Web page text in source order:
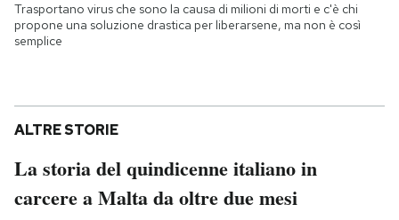
Trasportano virus che sono la causa di milioni di morti e c'è chi
propone una soluzione drastica per liberarsene, ma non è così
semplice
ALTRE STORIE
La storia del quindicenne italiano in
carcere a Malta da oltre due mesi